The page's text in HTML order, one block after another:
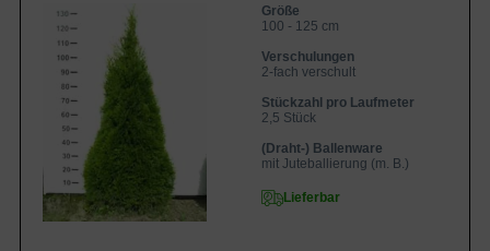
Blüten- und Fruchtbildung bei Thuja occidentalis
´Smaragd´
Standort- und Bodenempfehlungen für Thuja
occidentalis ´Smaragd´
Pflegeempfehlungen für Thuja occidentalis
´Smaragd´
Pflanzzeit
Rückschnitt
Bewässerung
Düngung
Krankheiten und Schädlinge von Thuja occidentalis
´Smaragd´
Häufige Fragen zu Thuja occidentalis 'Smaragd' /
Größe
100 - 125 cm
Verschulungen
2-fach verschult
Stückzahl pro Laufmeter
2,5 Stück
(Draht-) Ballenware
mit Juteballierung (m. B.)
Lieferbar